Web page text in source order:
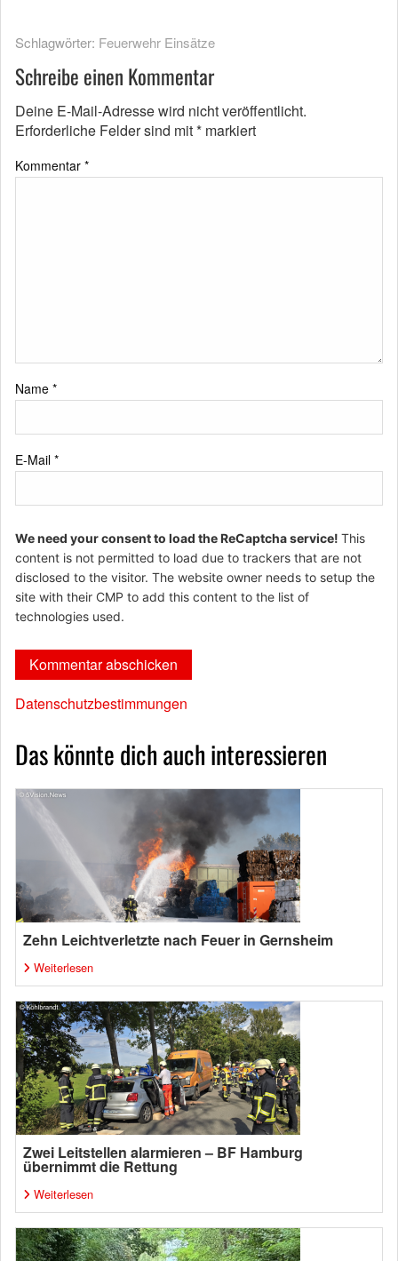
Schlagwörter: Feuerwehr Einsätze
Schreibe einen Kommentar
Deine E-Mail-Adresse wird nicht veröffentlicht.
Erforderliche Felder sind mit* markiert
Kommentar *
Name *
E-Mail *
We need your consent to load the ReCaptcha service! This
content is not permitted to load due to trackers that are not
disclosed to the visitor. The website owner needs to setup the
site with their CMP to add this content to the list of
technologies used.
Datenschutzbestimmungen
Das könnte dich auch interessieren
Zehn Leichtverletzte nach Feuer in Gernsheim
Weiterlesen
Zwei Leitstellen alarmieren – BF Hamburg
übernimmt die Rettung
Weiterlesen